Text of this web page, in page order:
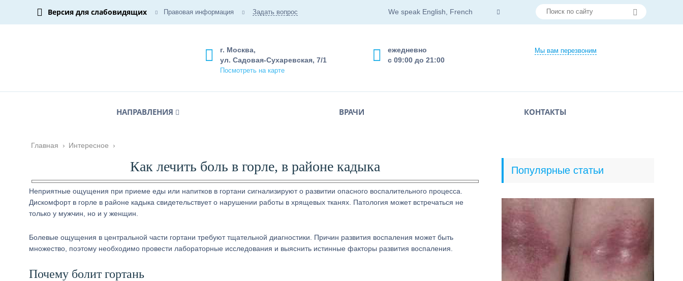
Версия для слабовидящих Правовая информация Задать вопрос We speak English, French
Мы вам перезвоним
ежедневно
с 09:00 до 21:00
г. Москва,
ул. Садовая-Сухаревская, 7/1
Посмотреть на карте
НАПРАВЛЕНИЯ ВРАЧИ КОНТАКТЫ
Главная › Интересное ›
Как лечить боль в горле, в районе кадыка
Неприятные ощущения при приеме еды или напитков в гортани сигнализируют о развитии опасного воспалительного процесса.
Дискомфорт в горле в районе кадыка свидетельствует о нарушении работы в хрящевых тканях. Патология может встречаться не
только у мужчин, но и у женщин.
Болевые ощущения в центральной части гортани требуют тщательной диагностики. Причин развития воспаления может быть
множество, поэтому необходимо провести лабораторные исследования и выяснить истинные факторы развития воспаления.
Почему болит гортань
Популярные статьи